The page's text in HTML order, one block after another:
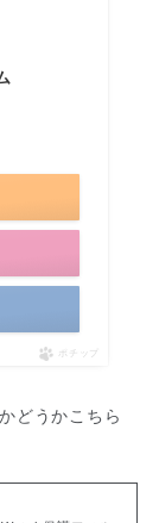
ポチップ
どうかこちら